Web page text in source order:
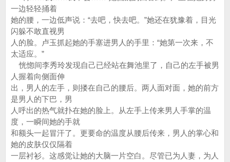
一边轻轻捅着
她的腰，一边低声说：“去吧，快去吧。”她还在犹豫着，目光
闪躲不敢直视男
人的脸。卢玉抓起她的手塞进男人的手里：“她第一次来，不
太适应。”
恍惚间李秀玲发现自己已经站在舞池里了，自己的左手被男
人握着向侧面伸
出，男人的左手，则搂在自己的腰后。两人面对面，她的前方
是男人的下巴，男
人呼出的热气就扑在她的脸上。从左手上传来男人手掌的温
度，一瞬间她的手就
和额头一起冒汗了。更要命的温度从腰后传来，男人的掌心和
她的皮肤仅仅隔着
一层衬衫。这感觉让她的大脑一片空白。尽管已为人妻，为人